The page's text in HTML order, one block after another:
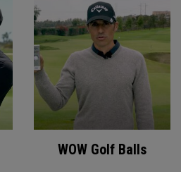
WOW Golf Balls